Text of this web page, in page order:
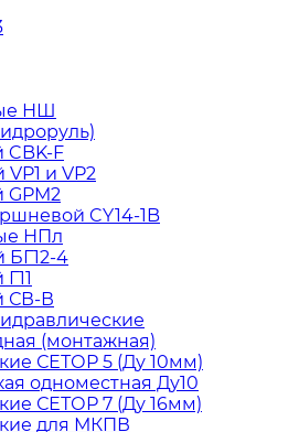
НШ
F
и VP2
CY14-1B
НПл
БГ12-4
СВ-В
(монтажная)
СЕТОР 5 (Ду 10мм)
одноместная Ду10
СЕТОР 7 (Ду 16мм)
для МКПВ